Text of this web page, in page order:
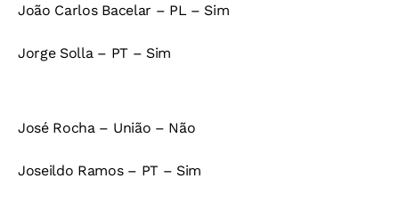
João Carlos Bacelar – PL – Sim
Jorge Solla – PT – Sim
José Rocha – União – Não
Joseildo Ramos – PT – Sim